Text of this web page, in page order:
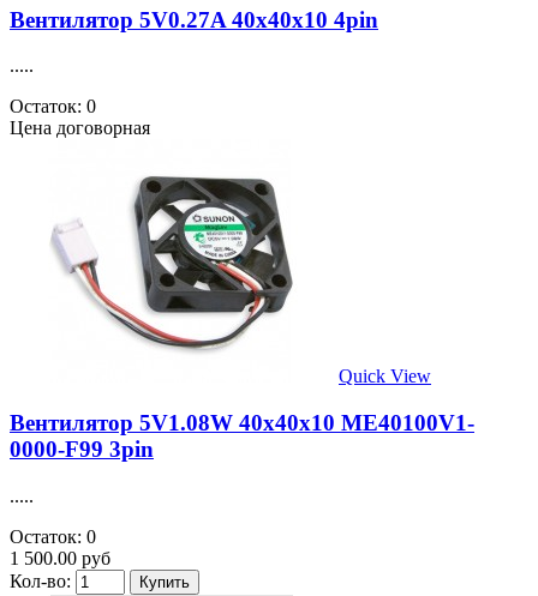
Вентилятор 5V0.27A 40х40х10 4pin
.....
Остаток: 0
Цена договорная
Quick View
Вентилятор 5V1.08W 40х40х10 ME40100V1-
0000-F99 3pin
.....
Остаток: 0
1 500.00 руб
Кол-во: